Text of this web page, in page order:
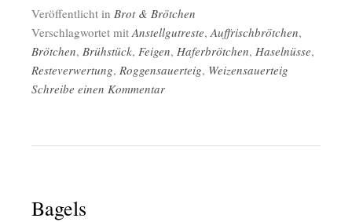
Veröffentlicht in Brot & Brötchen
Verschlagwortet mit Anstellgutreste, Auffrischbrötchen,
Brötchen, Brühstück, Feigen, Haferbrötchen, Haselnüsse,
Resteverwertung, Roggensauerteig, Weizensauerteig
Schreibe einen Kommentar
Bagels